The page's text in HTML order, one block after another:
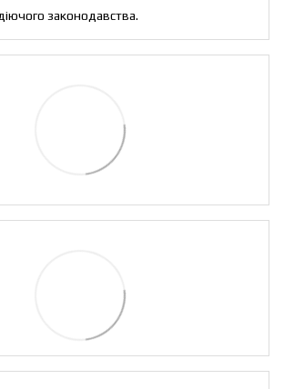
законодавства.